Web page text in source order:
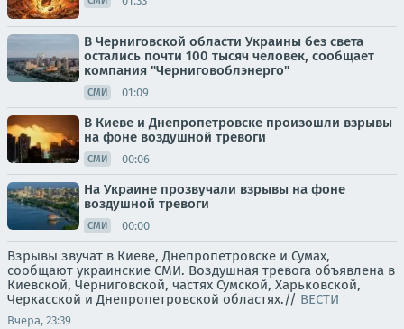
В Черниговской области Украины без света
остались почти 100 тысяч человек, сообщает
компания "Черниговоблэнерго"
СМИ 01:09
В Киеве и Днепропетровске произошли взрывы
на фоне воздушной тревоги
СМИ 00:06
На Украине прозвучали взрывы на фоне
воздушной тревоги
СМИ 00:00
Взрывы звучат в Киеве, Днепропетровске и Сумах,
сообщают украинские СМИ. Воздушная тревога объявлена в
Киевской, Черниговской, частях Сумской, Харьковской,
Черкасской и Днепропетровской областях.// ВЕСТИ
Вчера, 23:39